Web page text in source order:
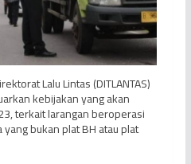
Lalu Lintas (DITLANTAS)
kebijakan yang akan
terkait larangan beroperasi
bukan plat BH atau plat